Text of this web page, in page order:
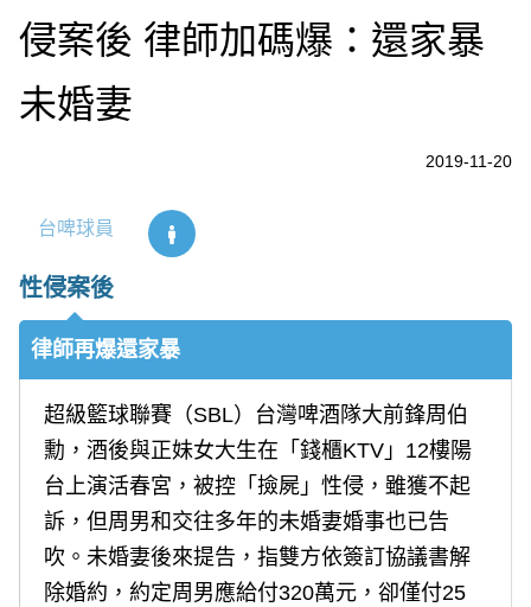
侵案後 律師加碼爆：還家暴
未婚妻
2019-11-20
台啤球員
性侵案後
律師再爆還家暴
超級籃球聯賽（SBL）台灣啤酒隊大前鋒周伯
勳，酒後與正妹女大生在「錢櫃KTV」12樓陽
台上演活春宮，被控「撿屍」性侵，雖獲不起
訴，但周男和交往多年的未婚妻婚事也已告
吹。未婚妻後來提告，指雙方依簽訂協議書解
除婚約，約定周男應給付320萬元，卻僅付25